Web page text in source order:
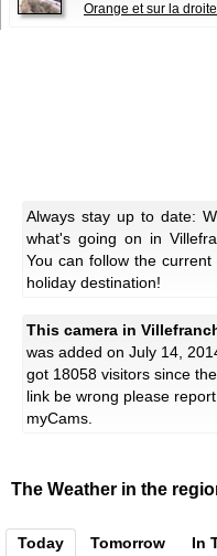
Orange et sur la
Always stay up to date:
what's going on in
You can follow the
holiday destination!
This camera in
was added on July 14,
got 18058 visitors since
link be wrong please
myCams.
The Weather in the
Today Tomorrow In